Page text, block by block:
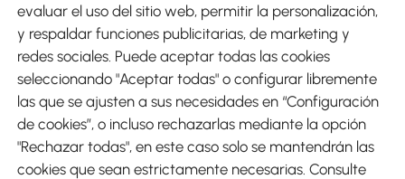
Envíos
Descargar Aosom App
evaluar el uso del sitio web, permitir la personalización,
y respaldar funciones publicitarias, de marketing y
redes sociales. Puede aceptar todas las cookies
seleccionando "Aceptar todas" o configurar libremente
las que se ajusten a sus necesidades en “Configuración
de cookies”, o incluso rechazarlas mediante la opción
"Rechazar todas", en este caso solo se mantendrán las
cookies que sean estrictamente necesarias. Consulte